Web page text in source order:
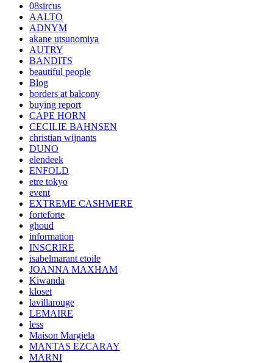
08sircus
AALTO
ADNYM
akane utsunomiya
AUTRY
BANDITS
beautiful people
Blog
borders at balcony
buying report
CAPE HORN
CECILIE BAHNSEN
christian wijnants
DUNO
elendeek
ENFOLD
etre tokyo
event
EXTREME CASHMERE
forteforte
ghoud
information
INSCRIRE
isabelmarant etoile
JOANNA MAXHAM
Kiwanda
kloset
lavillarouge
LEMAIRE
less
Maison Margiela
MANTAS EZCARAY
MARNI